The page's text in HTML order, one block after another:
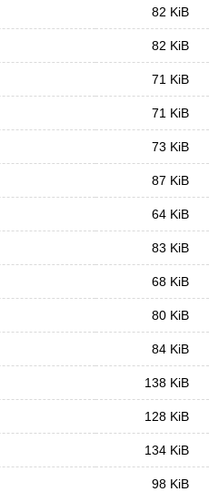
82 KiB
82 KiB
71 KiB
71 KiB
73 KiB
87 KiB
64 KiB
83 KiB
68 KiB
80 KiB
84 KiB
138 KiB
128 KiB
134 KiB
98 KiB